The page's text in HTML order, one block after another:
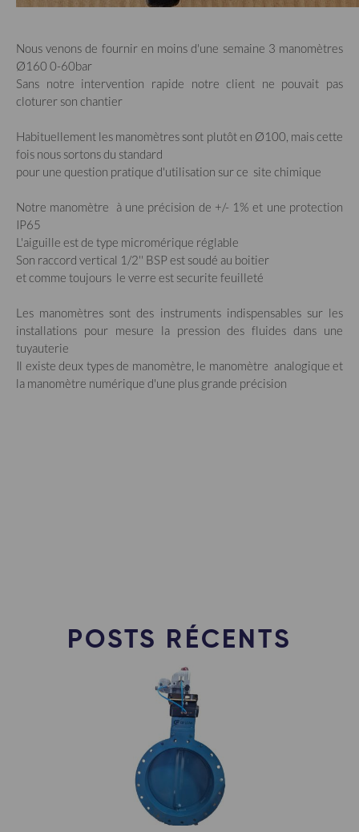
Nous venons de fournir en moins d'une semaine 3 manomètres
Ø160 0-60bar
Sans notre intervention rapide notre client ne pouvait pas
cloturer son chantier
Habituellement les manomètres sont plutôt en Ø100, mais cette
fois nous sortons du standard
pour une question pratique d'utilisation sur ce site chimique
Notre manomètre à une précision de +/- 1% et une protection
IP65
L'aiguille est de type micromérique réglable
Son raccord vertical 1/2'' BSP est soudé au boitier
et comme toujours le verre est securite feuilleté
Les manomètres sont des instruments indispensables sur les
installations pour mesure la pression des fluides dans une
tuyauterie
Il existe deux types de manomètre, le manomètre analogique et
la manomètre numérique d'une plus grande précision
POSTS RÉCENTS